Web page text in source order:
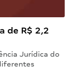
de R$ 2,2
Jurídica do